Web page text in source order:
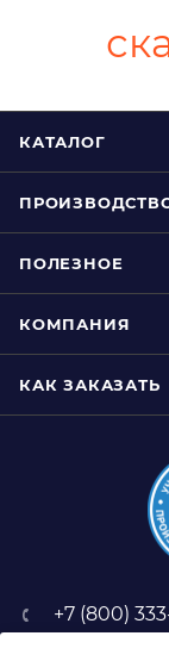
КАТАЛОГ
ПОЛЕЗНОЕ
КОМПАНИЯ
КАК ЗАКАЗАТЬ
+7 (800)